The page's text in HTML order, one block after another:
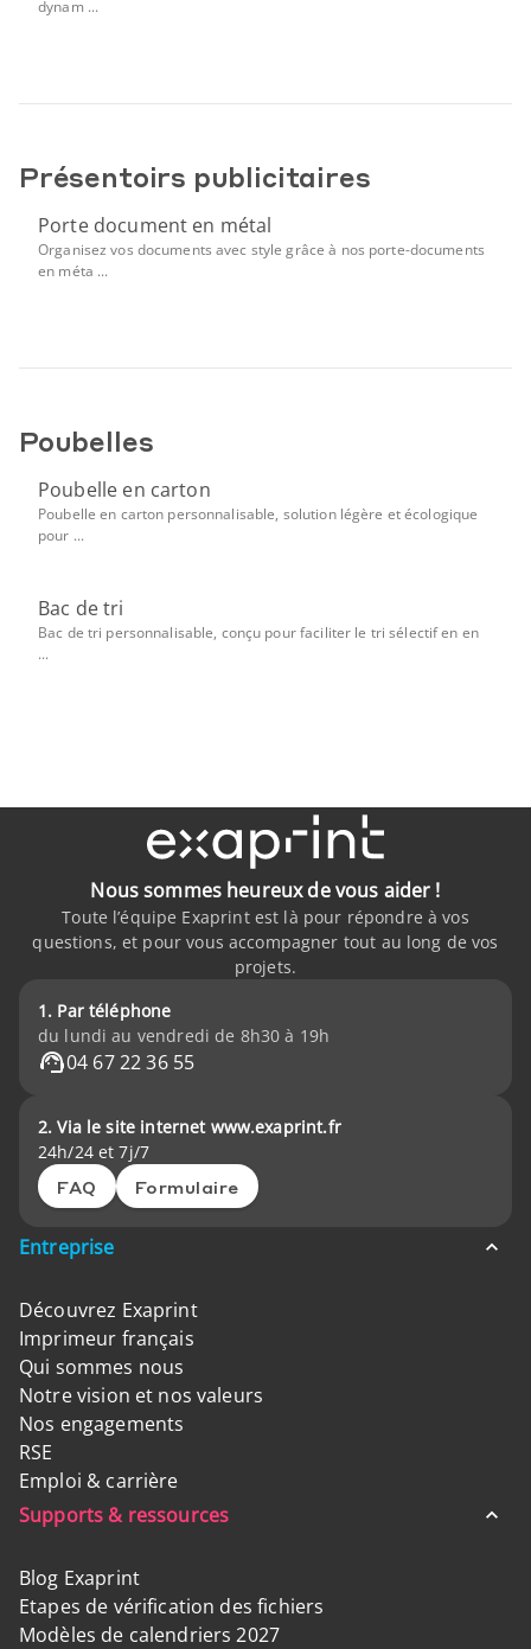
dynam ...
Présentoirs publicitaires
Porte document en métal
Organisez vos documents avec style grâce à nos porte-documents
en méta ...
Poubelles
Poubelle en carton
Poubelle en carton personnalisable, solution légère et écologique
pour ...
Bac de tri
Bac de tri personnalisable, conçu pour faciliter le tri sélectif en en
...
Nous sommes heureux de vous aider !
Toute l’équipe Exaprint est là pour répondre à vos
questions, et pour vous accompagner tout au long de vos
projets.
1. Par téléphone
du lundi au vendredi de 8h30 à 19h
04 67 22 36 55
2. Via le site internet www.exaprint.fr
24h/24 et 7j/7
FAQ Formulaire
Entreprise
Découvrez Exaprint
Imprimeur français
Qui sommes nous
Notre vision et nos valeurs
Nos engagements
RSE
Emploi & carrière
Supports & ressources
Blog Exaprint
Etapes de vérification des fichiers
Modèles de calendriers 2027